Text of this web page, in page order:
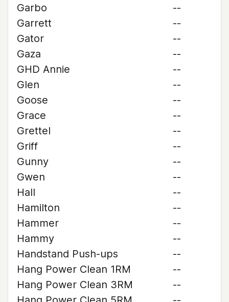
Garbo
--
Garrett
--
Gator
--
Gaza
--
GHD Annie
--
Glen
--
Goose
--
Grace
--
Grettel
--
Griff
--
Gunny
--
Gwen
--
Hall
--
Hamilton
--
Hammer
--
Hammy
--
Handstand Push-ups
--
Hang Power Clean 1RM
--
Hang Power Clean 3RM
--